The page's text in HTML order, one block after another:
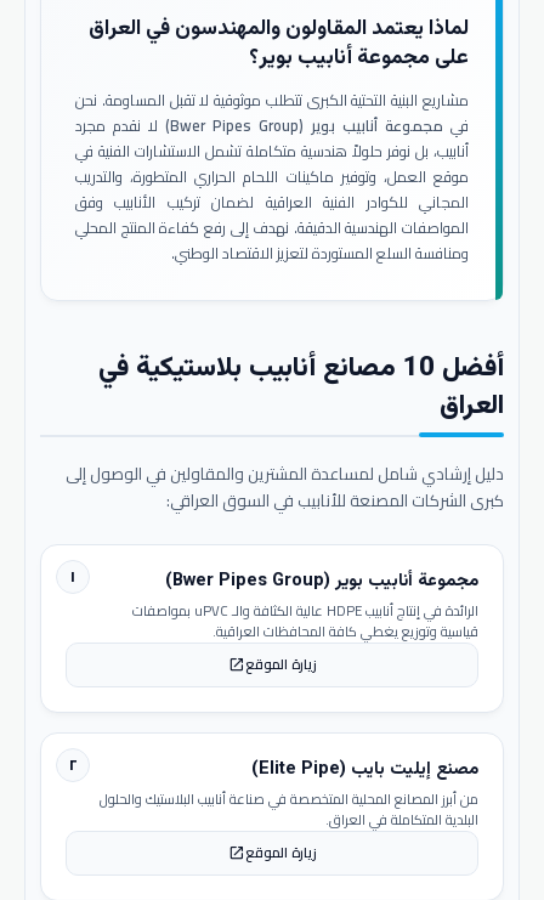
لماذا يعتمد المقاولون والمهندسون في العراق
على مجموعة أنابيب بوير؟
مشاريع البنية التحتية الكبرى تتطلب موثوقية لا تقبل المساومة. نحن
في مجموعة أنابيب بوير (Bwer Pipes Group)
لا نقدم مجرد
أنابيب، بل نوفر حلولاً هندسية متكاملة تشمل الاستشارات الفنية في
موقع العمل، وتوفير ماكينات اللحام الحراري المتطورة، والتدريب
المجاني للكوادر الفنية العراقية لضمان تركيب الأنابيب وفق
المواصفات الهندسية الدقيقة. نهدف إلى رفع كفاءة المنتج المحلي
ومنافسة السلع المستوردة لتعزيز الاقتصاد الوطني.
أفضل 10 مصانع أنابيب بلاستيكية في
العراق
دليل إرشادي شامل لمساعدة المشترين والمقاولين في الوصول إلى
كبرى الشركات المصنعة للأنابيب في السوق العراقي:
١ مجموعة أنابيب بوير (Bwer Pipes Group)
الرائدة في إنتاج أنابيب HDPE عالية الكثافة والـ uPVC بمواصفات
قياسية وتوزيع يغطي كافة المحافظات العراقية.
زيارة الموقعopen_in_new
٢ مصنع إيليت بايب (Elite Pipe)
من أبرز المصانع المحلية المتخصصة في صناعة أنابيب البلاستيك والحلول
البلدية المتكاملة في العراق.
زيارة الموقعopen_in_new